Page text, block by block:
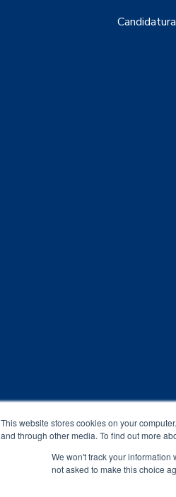
This website stores cookies on your
and through other media. To find out more
We won't track your information
not asked to make this choice